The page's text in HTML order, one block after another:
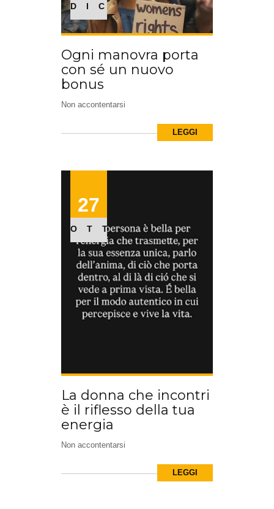
DIC
Ogni manovra porta
con sé un nuovo
bonus
Non accontentarsi
LEGGI
27
OTT
La donna che incontri
è il riflesso della tua
energia
Non accontentarsi
LEGGI